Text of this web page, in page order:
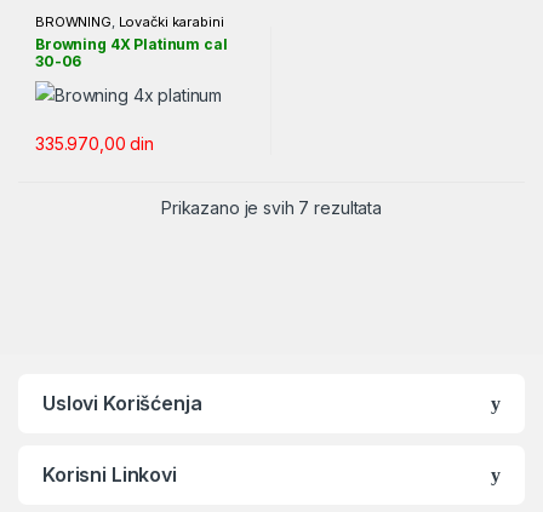
BROWNING, Lovački karabini
Browning 4X Platinum cal
30-06
335.970,00din
Prikazano je svih 7 rezultataSortirano po ceni:
Uslovi Korišćenja
Korisni Linkovi